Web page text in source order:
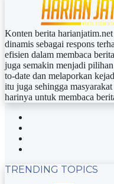
Konten berita
dinamis sebagai respons
efisien dalam membaca
juga semakin menjadi
to-date dan melaporkan
itu juga sehingga
harinya untuk membaca
TRENDING TOPICS